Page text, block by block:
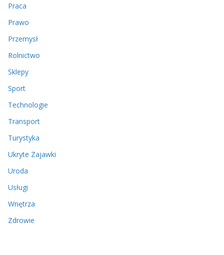
Praca
Prawo
Przemysł
Rolnictwo
Sklepy
Sport
Technologie
Transport
Turystyka
Ukryte Zajawki
Uroda
Usługi
Wnętrza
Zdrowie